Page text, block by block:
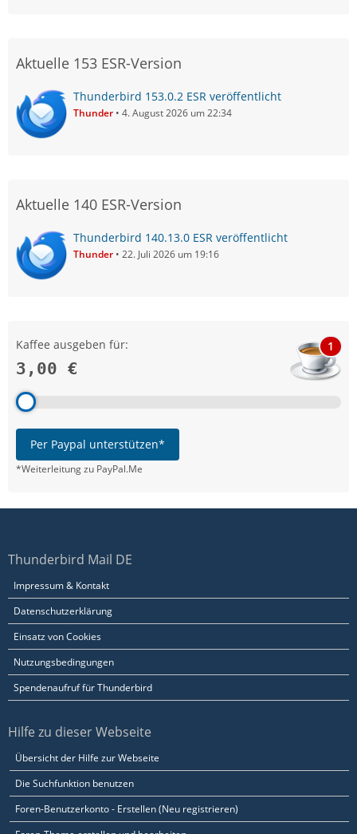
Aktuelle 153 ESR-Version
Thunderbird 153.0.2 ESR veröffentlicht
Thunder 4. August 2026 um 22:34
Aktuelle 140 ESR-Version
Thunderbird 140.13.0 ESR veröffentlicht
Thunder 22. Juli 2026 um 19:16
Kaffee ausgeben für:
3,00 €
1
Per Paypal unterstützen*
*Weiterleitung zu PayPal.Me
Thunderbird Mail DE
Impressum & Kontakt
Datenschutzerklärung
Einsatz von Cookies
Nutzungsbedingungen
Spendenaufruf für Thunderbird
Hilfe zu dieser Webseite
Übersicht der Hilfe zur Webseite
Die Suchfunktion benutzen
Foren-Benutzerkonto - Erstellen (Neu registrieren)